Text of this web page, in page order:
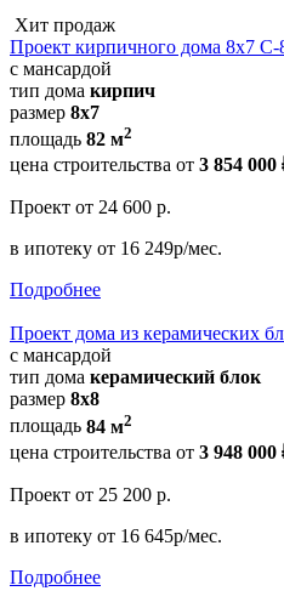
Хит продаж
Проект кирпичного дома 8х7 С-
с мансардой
тип дома кирпич
размер 8х7
площадь 82 м2
цена строительства от 3 854 000
Проект от 24 600 р.
в ипотеку от 16 249р/мес.
Подробнее
Проект дома из керамических
с мансардой
тип дома керамический блок
размер 8х8
площадь 84 м2
цена строительства от 3 948 000
Проект от 25 200 р.
в ипотеку от 16 645р/мес.
Подробнее